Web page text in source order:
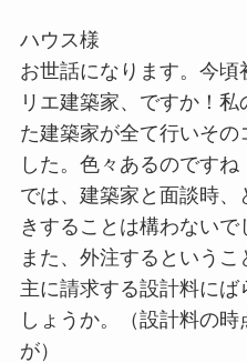
ハウス様
お世話になります。今頃
リエ建築家、ですか！
た建築家が全て行いその
した。色々あるのですね
では、建築家と面談時
きすることは構わないで
また、外注するという
主に請求する設計料に
しょうか。（設計料の
が）